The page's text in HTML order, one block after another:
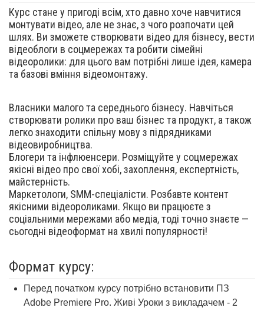
Курс стане у пригоді всім, хто давно хоче навчитися
монтувати відео, але не знає, з чого розпочати цей
шлях. Ви зможете створювати відео для бізнесу, вести
відеоблоги в соцмережах та робити сімейні
відеоролики: для цього вам потрібні лише ідея, камера
та базові вміння відеомонтажу.
Власники малого та середнього бізнесу. Навчіться
створювати ролики про ваш бізнес та продукт, а також
легко знаходити спільну мову з підрядниками
відеовиробництва.
Блогери та інфлюенсери. Розміщуйте у соцмережах
якісні відео про свої хобі, захоплення, експертність,
майстерність.
Маркетологи, SMM-спеціалісти. Розбавте контент
якісними відеороликами. Якщо ви працюєте з
соціальними мережами або медіа, тоді точно знаєте —
сьогодні відеоформат на хвилі популярності!
Формат курсу:
Перед початком курсу потрібно встановити ПЗ
Adobe Premiere Pro. Живі Уроки з викладачем - 2